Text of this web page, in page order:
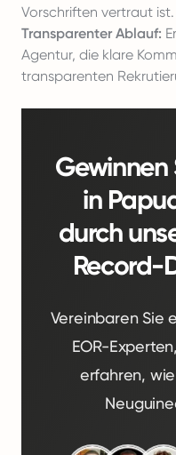
Vorschriften vertraut ist.
Transparenter Ablauf:
Agentur, die klare
transparenten
Gewinnen
in
durch
Record-
Vereinbaren Sie
EOR-
erfahren,